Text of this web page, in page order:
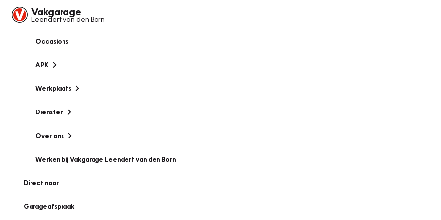
Vakgarage
Leendert van den Born
Occasions
APK
Werkplaats
Diensten
Over ons
Werken bij Vakgarage Leendert van den Born
Direct naar
Garageafspraak